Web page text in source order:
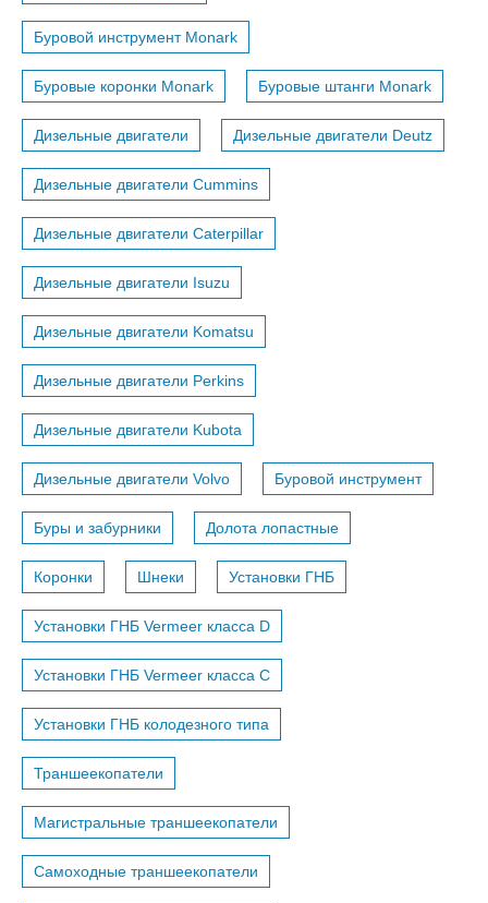
Буровой инструмент Monark
Буровые коронки Monark Буровые штанги Monark
Дизельные двигатели Дизельные двигатели Deutz
Дизельные двигатели Cummins
Дизельные двигатели Caterpillar
Дизельные двигатели Isuzu
Дизельные двигатели Komatsu
Дизельные двигатели Perkins
Дизельные двигатели Kubota
Дизельные двигатели Volvo Буровой инструмент
Буры и забурники Долота лопастные
Коронки Шнеки Установки ГНБ
Установки ГНБ Vermeer класса D
Установки ГНБ Vermeer класса С
Установки ГНБ колодезного типа
Траншеекопатели
Магистральные траншеекопатели
Самоходные траншеекопатели